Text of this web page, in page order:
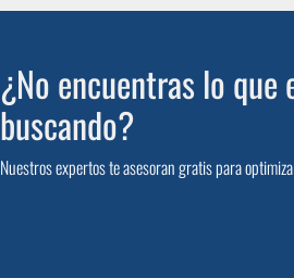
¿No encuentras lo que
buscando?
Nuestros expertos te asesoran gratis para